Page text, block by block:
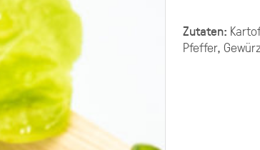
Zutaten:
Pfeffer,
PLATTEN
selbst zusammenstellen.
ungefähr 10-11 XL-Platten.
aus mehreren Platten Brot,
Fingerfood.